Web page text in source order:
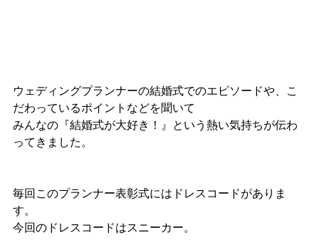
ウェディングプランナーの結婚式でのエピソードや、こ
だわっているポイントなどを聞いて
みんなの『結婚式が大好き！』という熱い気持ちが伝わ
ってきました。
毎回このプランナー表彰式にはドレスコードがありま
す。
今回のドレスコードはスニーカー。